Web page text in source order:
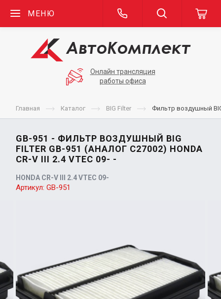
МЕНЮ
Онлайн трансляция
работы офиса
Главная Каталог BIG Filter Фильтр воздушный BIG
GB-951 - ФИЛЬТР ВОЗДУШНЫЙ BIG
FILTER GB-951 (АНАЛОГ C27002) HONDA
CR-V III 2.4 VTEC 09- -
HONDA CR-V III 2.4 VTEC 09-
Артикул: GB-951